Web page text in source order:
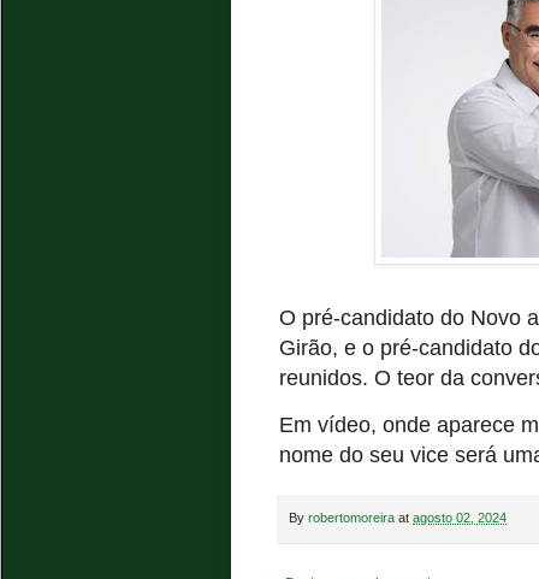
O pré-candidato do Novo
Girão, e o pré-candidato
reunidos. O teor da
Em vídeo, onde aparece
nome do seu vice será
By robertomoreira at agosto 02, 2024